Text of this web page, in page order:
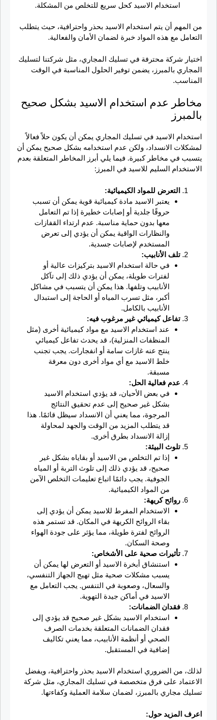
استخدام الاسيد كحل سريع للتخلص من المشكلة.
من المهم أن يتم استخدام الاسيد بحذر واحترافية، حيث يتطلب
التعامل مع هذه المواد خبرة لضمان الأمان والفعالية.
اختيار شركة محترفة في تسليك المجاري، مثل شركتنا لتسليك
المجاري بالمبرز، يضمن توفير الحلول المناسبة في الوقت
المناسب.
مخاطر عدم استخدام الاسيد بشكل صحيح
بالمبرز
استخدام الاسيد في تسليك المجاري يمكن أن يكون حلاً فعالاً
لمشكلات الانسداد، ولكن عدم استخدامه بشكل صحيح يمكن أن
يتسبب في مخاطر كبيرة. فيما يلي أبرز المخاطر المتعلقة بعدم
الاستخدام السليم للاسيد في المبرز:
التعرض للمواد الكيميائية:
يعتبر الاسيد مادة كيميائية قوية يمكن أن تسبب
حروقًا جلدية أو إصابات خطيرة إذا تم التعامل
معها بدون حماية مناسبة. عدم ارتداء القفازات
والنظارات الواقية يمكن أن يؤدي إلى تعرض
المستخدم لإصابات جسدية.
تلف الأنابيب:
في حالة استخدام الاسيد بتركيزات عالية أو
لفترات طويلة، يمكن أن يؤدي ذلك إلى تآكل
الأنابيب وتلفها. هذا يمكن أن يتسبب في مشاكل
أكبر، مثل تسرب المياه أو الحاجة إلى استبدال
الأنابيب بالكامل.
تفاعل كيميائي غير مرغوب فيه:
عند استخدام الاسيد مع مواد كيميائية أخرى (مثل
المنظفات المنزلية)، قد يحدث تفاعل كيميائي
ينتج عنه غازات سامة أو انفجارات. يجب تجنب
خلط الاسيد مع أي مواد أخرى دون معرفة
مسبقة.
عدم فعالية الحل:
في بعض الأحيان، قد يؤدي استخدام الاسيد
بشكل غير صحيح إلى عدم تحقيق النتائج
المرجوة، مما يعني أن الانسداد سيظل قائمًا. هذا
قد يتطلب المزيد من الوقت والجهد لمحاولة
إزالة الانسداد بطرق أخرى.
تلوث البيئة:
إذا تم التخلص من الاسيد أو بقاياه بشكل غير
صحيح، قد يؤدي ذلك إلى تلوث التربة أو المياه
الجوفية. يجب دائمًا اتباع تعليمات التخلص الآمن
من المواد الكيميائية.
روائح كريهة:
الاستخدام المفرط للاسيد يمكن أن يؤدي إلى
بقاء الروائح الكريهة في المكان. قد تستمر هذه
الروائح لفترة طويلة، مما يؤثر على جودة الهواء
وصحة السكان.
تأثيرات صحية على الأشخاص:
استنشاق أبخرة الاسيد أو التعرض لها يمكن أن
يسبب مشكلات صحية مثل تهيج الجهاز التنفسي،
والسعال، وصعوبة في التنفس. يجب التعامل مع
الاسيد في أماكن جيدة التهوية.
فقدان الضمانات:
استخدام الاسيد بشكل غير صحيح قد يؤدي إلى
فقدان الضمانات المتعلقة بخدمات الصرف
الصحي أو أنظمة الأنابيب، مما يعني تكاليف
إضافية في المستقبل.
لذلك، من الضروري استخدام الاسيد بحذر واحترافية، ويفضل
الاعتماد على فرق متخصصة في تسليك المجاري، مثل شركة
تسليك مجاري بالمبرز، لضمان سلامة العملية وكفاءتها.
اعرف المزيد حول: